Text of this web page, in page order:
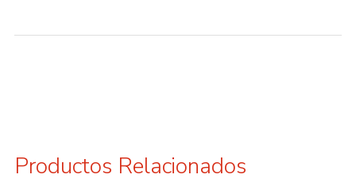
Productos Relacionados